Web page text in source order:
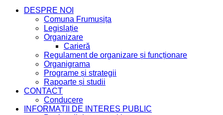
DESPRE NOI
Comuna Frumușița
Legislație
Organizare
Carieră
Regulament de organizare și funcționare
Organigrama
Programe și strategii
Rapoarte și studii
CONTACT
Conducere
INFORMAȚII DE INTERES PUBLIC